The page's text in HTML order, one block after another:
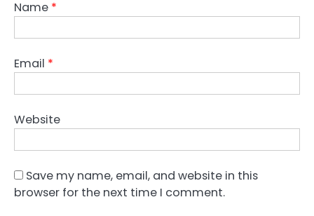
Name *
Email *
Website
Save my name, email, and website in this
browser for the next time I comment.